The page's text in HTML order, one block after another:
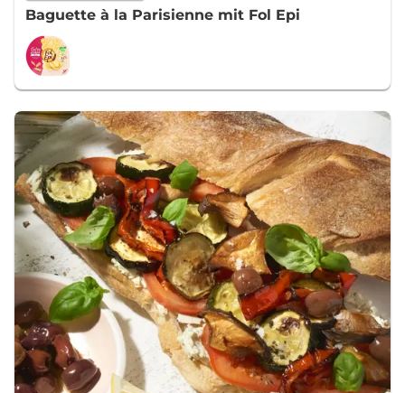
Baguette à la Parisienne mit Fol Epi